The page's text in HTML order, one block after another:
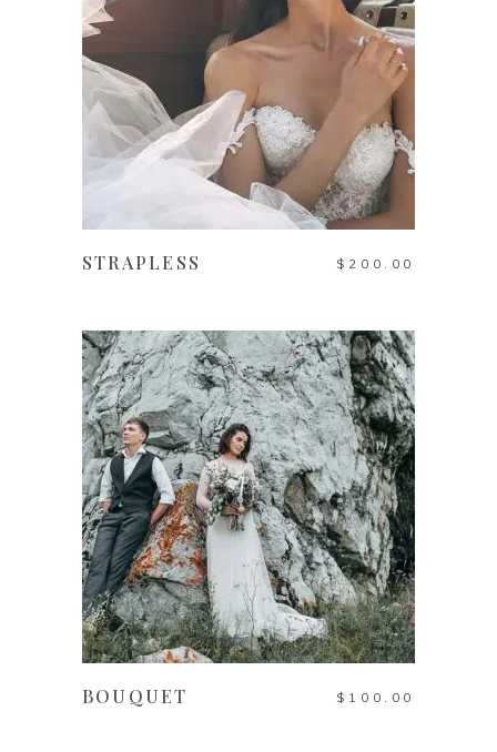
AÑADIR AL CARRITO
STRAPLESS $ 200.00
AÑADIR AL CARRITO
BOUQUET $ 100.00